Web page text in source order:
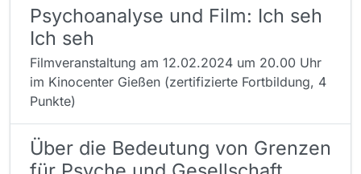
Psychoanalyse und Film: Ich seh
Ich seh
Filmveranstaltung am 12.02.2024 um 20.00 Uhr
im Kinocenter Gießen (zertifizierte Fortbildung, 4
Punkte)
Über die Bedeutung von Grenzen